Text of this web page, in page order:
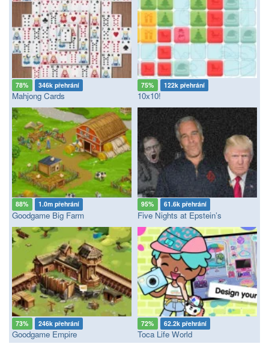
78% 346k přehrání
Mahjong Cards
75% 122k přehrání
10x10!
88% 1.0m přehrání
Goodgame Big Farm
95% 61.6k přehrání
Five Nights at Epstein’s
73% 246k přehrání
Goodgame Empire
72% 62.2k přehrání
Toca Life World